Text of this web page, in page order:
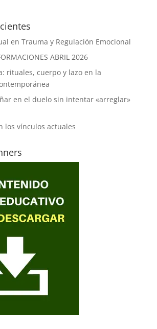
en Trauma y Regulación Emocional
ABRIL 2026
rituales, cuerpo y lazo en la
en el duelo sin intentar «arreglar»
los vínculos actuales